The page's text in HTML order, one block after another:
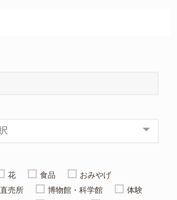
花 食品
おみやげ
直売所 博物館・科学館 体験